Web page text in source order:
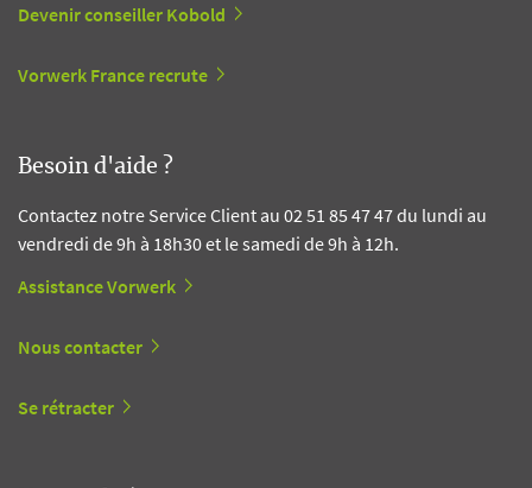
Devenir conseiller Kobold
Vorwerk France recrute
Besoin d'aide ?
Contactez notre Service Client au 02 51 85 47 47 du lundi au
vendredi de 9h à 18h30 et le samedi de 9h à 12h.
Assistance Vorwerk
Nous contacter
Se rétracter